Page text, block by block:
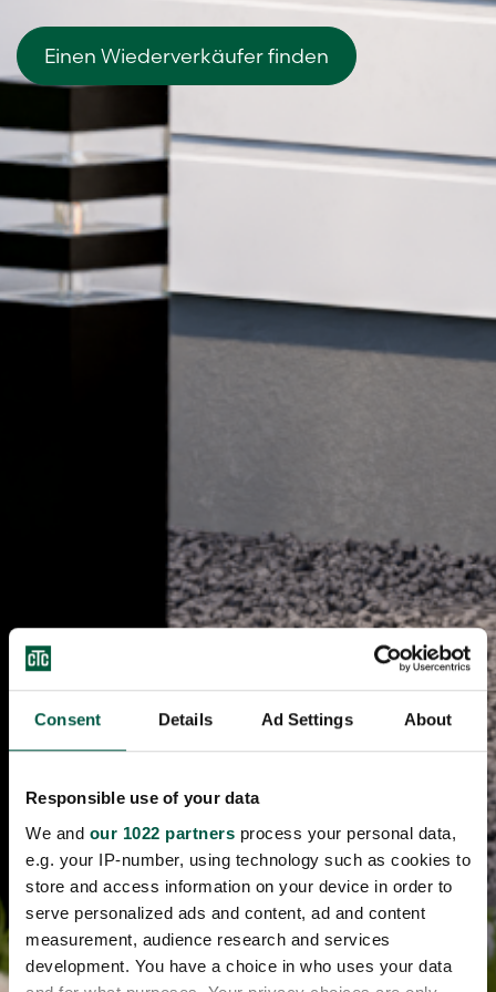
Consent Details Ad Settings About
Responsible use of your data
We and our 1022 partners process your personal data,
e.g. your IP-number, using technology such as cookies to
store and access information on your device in order to
serve personalized ads and content, ad and content
measurement, audience research and services
development. You have a choice in who uses your data
Einen Wiederverkäufer finden